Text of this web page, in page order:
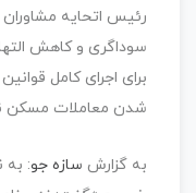
رئیس اتحایه مشاوران
سوداگری و کاهش
برای اجرای کامل
شدن معاملات مسکن
به گزارش سازه جو: به